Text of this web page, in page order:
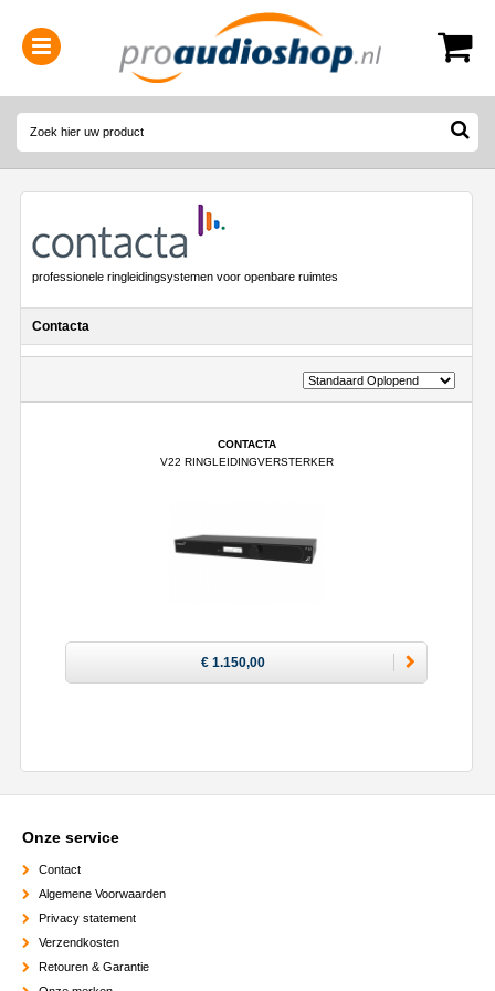
0314-364515
professionele ringleidingsystemen voor openbare ruimtes
Contacta
CONTACTA
V22 RINGLEIDINGVERSTERKER
€ 1.150,00
Onze service
Contact
Algemene Voorwaarden
Privacy statement
Verzendkosten
Retouren & Garantie